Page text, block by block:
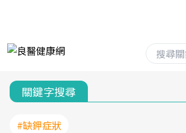
關鍵字搜尋
#缺鉀症狀